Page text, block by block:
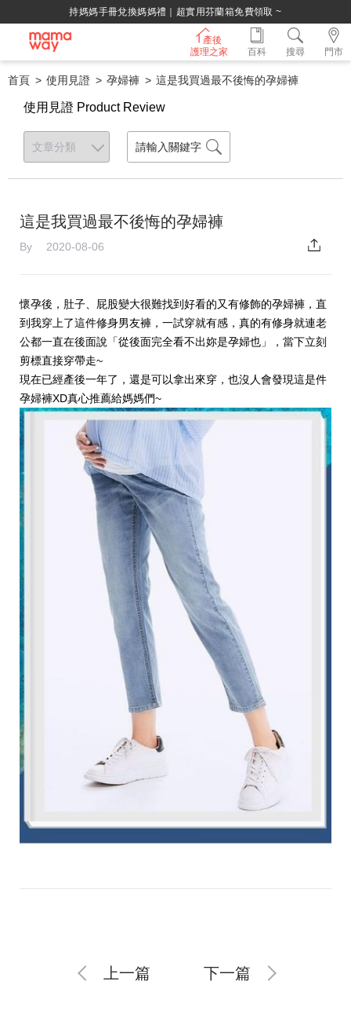
持媽媽手冊兌換媽媽禮｜超實用芬蘭箱免費領取 ~
產後
護理之家
門市
百科 搜尋
首頁 使用見證 孕婦褲 這是我買過最不後悔的孕婦褲
使用見證 Product Review
這是我買過最不後悔的孕婦褲
By 2020-08-06
懷孕後，肚子、屁股變大很難找到好看的又有修飾的孕婦褲，直
到我穿上了這件修身男友褲，一試穿就有感，真的有修身就連老
公都一直在後面說「從後面完全看不出妳是孕婦也」，當下立刻
剪標直接穿帶走~
現在已經產後一年了，還是可以拿出來穿，也沒人會發現這是件
孕婦褲XD真心推薦給媽媽們~
上一篇 下一篇